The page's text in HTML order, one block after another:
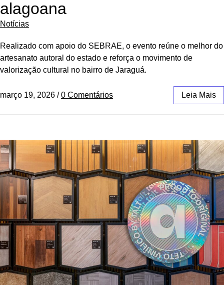
alagoana
Notícias
Realizado com apoio do SEBRAE, o evento reúne o melhor do
artesanato autoral do estado e reforça o movimento de
valorização cultural no bairro de Jaraguá.
março 19, 2026 / 0 Comentários Leia Mais